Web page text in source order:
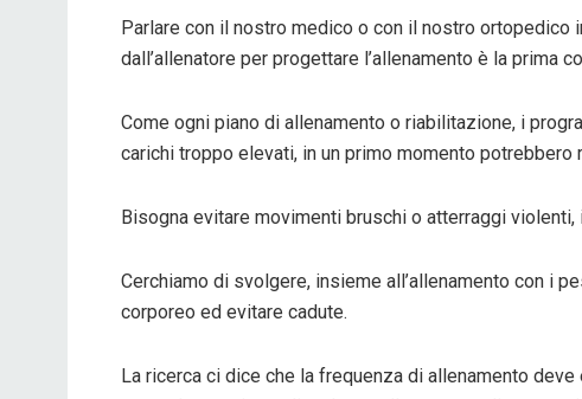
Parlare con il nostro medico o con il nostro
dall’allenatore per progettare l’allenamento è la prima
Come ogni piano di allenamento o riabilitazione, i
carichi troppo elevati, in un primo momento
Bisogna evitare movimenti bruschi o atterraggi
Cerchiamo di svolgere, insieme all’allenamento con i
corporeo ed evitare cadute.
La ricerca ci dice che la frequenza di allenamento